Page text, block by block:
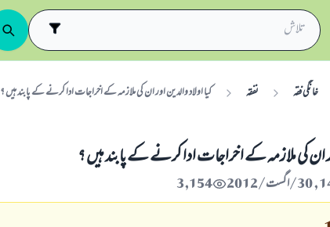
خانگی فقہ نفقہ كيا اولاد والدين اور ان كى ملازمہ كے اخراجات ادا كرنے كے پابند ہيں ؟
ان كى ملازمہ كے اخراجات ادا كرنے كے پابند ہيں ؟
3,154